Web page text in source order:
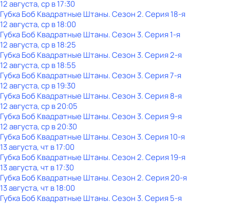
12 августа, ср в 17:30
Губка Боб Квадратные Штаны. Сезон 2. Серия 18-я
12 августа, ср в 18:00
Губка Боб Квадратные Штаны. Сезон 3. Серия 1-я
12 августа, ср в 18:25
Губка Боб Квадратные Штаны. Сезон 3. Серия 2-я
12 августа, ср в 18:55
Губка Боб Квадратные Штаны. Сезон 3. Серия 7-я
12 августа, ср в 19:30
Губка Боб Квадратные Штаны. Сезон 3. Серия 8-я
12 августа, ср в 20:05
Губка Боб Квадратные Штаны. Сезон 3. Серия 9-я
12 августа, ср в 20:30
Губка Боб Квадратные Штаны. Сезон 3. Серия 10-я
13 августа, чт в 17:00
Губка Боб Квадратные Штаны. Сезон 2. Серия 19-я
13 августа, чт в 17:30
Губка Боб Квадратные Штаны. Сезон 2. Серия 20-я
13 августа, чт в 18:00
Губка Боб Квадратные Штаны. Сезон 3. Серия 5-я